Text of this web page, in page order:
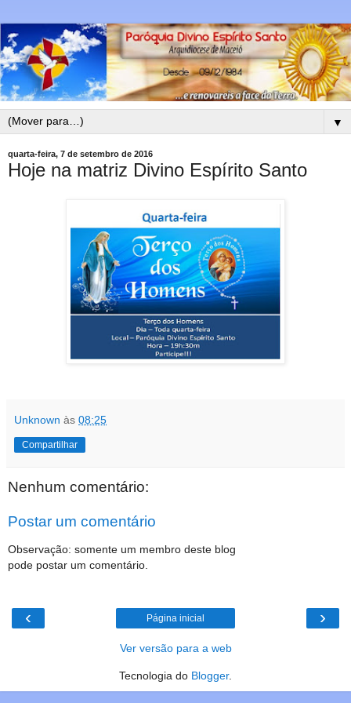
▼
quarta-feira, 7 de setembro de 2016
Hoje na matriz Divino Espírito Santo
Unknown às 08:25
Compartilhar
Nenhum comentário:
Postar um comentário
Observação: somente um membro deste blog
pode postar um comentário.
‹ ›
Página inicial
Ver versão para a web
Tecnologia do Blogger.